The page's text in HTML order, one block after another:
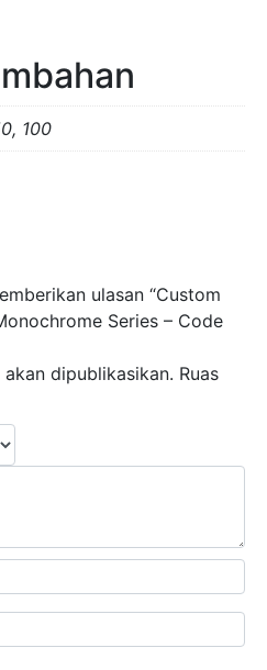
100
ulasan “Custom
Series – Code
dipublikasikan. Ruas